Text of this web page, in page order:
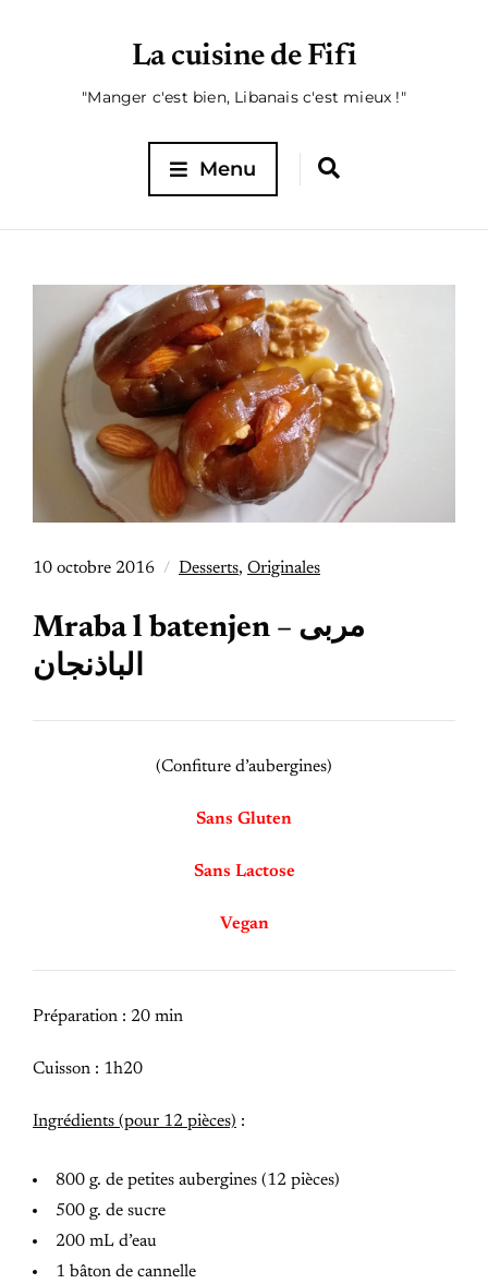
La cuisine de Fifi
"Manger c'est bien, Libanais c'est mieux !"
Menu
10 octobre 2016 Desserts, Originales
Mraba l batenjen – مربى
الباذنجان
(Confiture d’aubergines)
Sans Gluten
Sans Lactose
Vegan
Préparation : 20 min
Cuisson : 1h20
Ingrédients (pour 12 pièces) :
800 g. de petites aubergines (12 pièces)
500 g. de sucre
200 mL d’eau
1 bâton de cannelle